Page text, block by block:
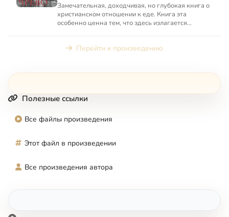
Замечательная, доходчивая, но глубокая книга о
христианском отношении к еде. Книга эта
особенно ценна тем, что здесь излагается
Перейти к произведению
Полезные ссылки
Все файлы произведения
Этот файл в произведении
Все произведения автора